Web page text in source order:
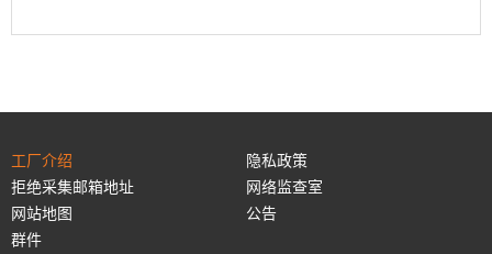
工厂介绍
隐私政策
拒绝采集邮箱地址
网络监查室
网站地图
公告
群件